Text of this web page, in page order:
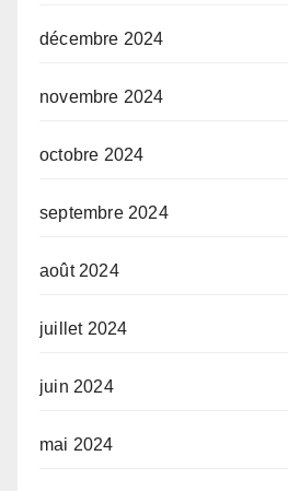
décembre 2024
novembre 2024
octobre 2024
septembre 2024
août 2024
juillet 2024
juin 2024
mai 2024